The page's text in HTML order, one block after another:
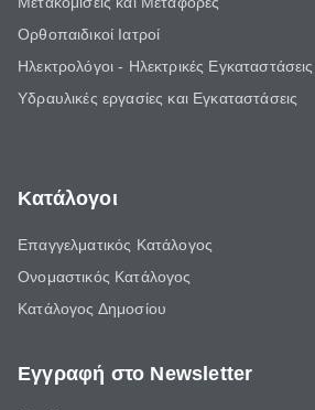
Ορθοπαιδικοί Ιατροί
Ηλεκτρολόγοι - Ηλεκτρικές Εγκαταστάσεις
Υδραυλικές εργασίες και Εγκαταστάσεις
Κατάλογοι
Επαγγελματικός Κατάλογος
Ονομαστικός Κατάλογος
Κατάλογος Δημοσίου
Εγγραφή στο Newsletter